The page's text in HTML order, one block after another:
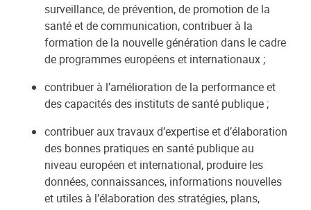
surveillance, de prévention, de promotion de la
santé et de communication, contribuer à la
formation de la nouvelle génération dans le cadre
de programmes européens et internationaux ;
contribuer à l’amélioration de la performance et
des capacités des instituts de santé publique ;
contribuer aux travaux d’expertise et d’élaboration
des bonnes pratiques en santé publique au
niveau européen et international, produire les
données, connaissances, informations nouvelles
et utiles à l’élaboration des stratégies, plans,